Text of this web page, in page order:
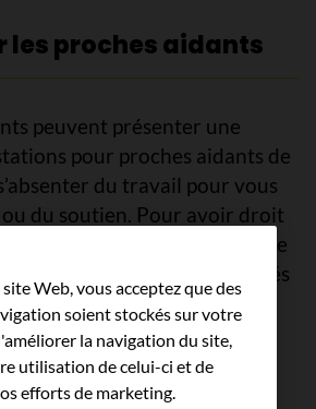
les proches aidants
peuvent présenter une
pour proches aidants de
du travail pour vous
du soutien. Pour avoir droit
proches aidants doivent être
famille ou être considérés
prestations pour proches
Web, vous acceptez que des
soient stockés sur votre
la navigation du site,
utilisation de celui-ci et de
efforts de marketing.